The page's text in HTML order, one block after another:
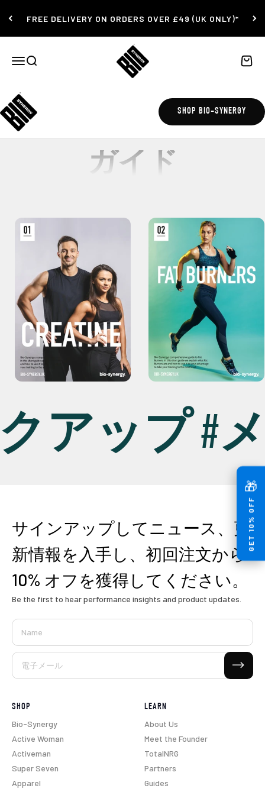
FREE DELIVERY ON ORDERS OVER £49 (UK ONLY)*
ナビゲーションメニューを開く
検索を開く
Bio-Synergy
カー
SHOP BIO-SYNERGY
🎁
GET 10% OFF
ガイド
アップ #
サインアップしてニュース、更
新情報を入手し、初回注文から
10% オフを獲得してください。
Be the first to hear performance insights and product updates.
Name
電子メール
購読する
SHOP
Bio-Synergy
Active Woman
Activeman
Super Seven
Apparel
LEARN
About Us
Meet the Founder
TotalNRG
Partners
Guides